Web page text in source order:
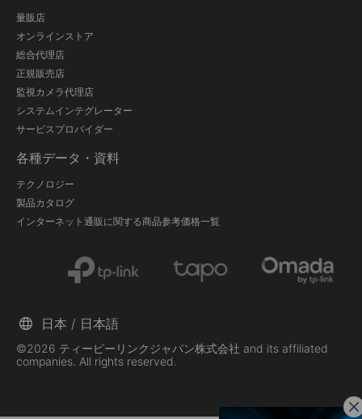
量販店
オンラインストア
総合代理店
正規販売店
監視カメラ代理店
システムインテグレーター
サービスプロバイダー
各種データ・資料
テクノロジー
製品カタログ
インターネット通販に関する商品参考価格一覧
©2026 ティーピーリンクジャパン株式会社 and its affiliated
companies. All rights reserved.
日本 / 日本語